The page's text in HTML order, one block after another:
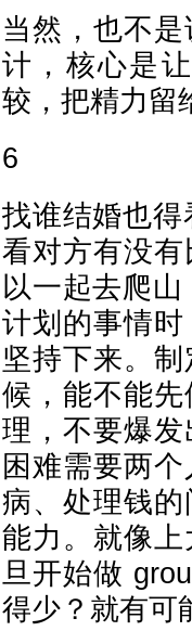
当然，也不
计，核心是
较，把精力留
6
找谁结婚也
看对方有没
以一起去爬
计划的事情
坚持下来。
候，能不能
理，不要爆
困难需要两
病、处理钱
能力。就像
旦开始做
得少？就有可